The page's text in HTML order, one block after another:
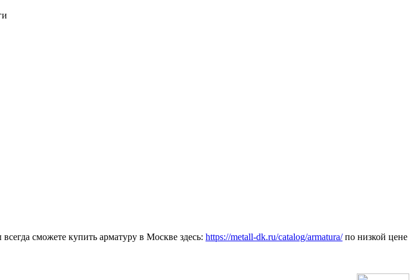
сможете купить арматуру в Москве здесь: https://metall-dk.ru/catalog/armatura/по низкой цене